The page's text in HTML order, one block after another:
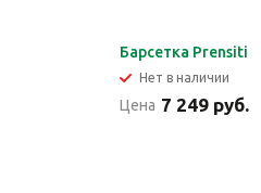
Барсетка Prensiti
Нет в наличии
Цена 7 249 руб.